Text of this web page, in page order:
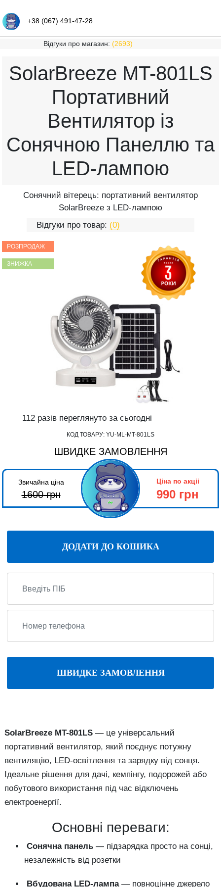
+38 (067) 491-47-28
Відгуки про магазин: (2693)
SolarBreeze MT-801LS
Портативний
Вентилятор із
Сонячною Панеллю та
LED-лампою
Сонячний вітерець: портативний вентилятор
SolarBreeze з LED-лампою
Відгуки про товар: (0)
РОЗПРОДАЖ
ЗНИЖКА
112 разів переглянуто за сьогодні
КОД ТОВАРУ: YU-ML-MT-801LS
ШВИДКЕ ЗАМОВЛЕННЯ
Звичайна ціна
1600грн
Ціна по акціі
990 грн
ДОДАТИ ДО КОШИКА
ШВИДКЕ ЗАМОВЛЕННЯ
SolarBreeze MT-801LS — це універсальний
портативний вентилятор, який поєднує потужну
вентиляцію, LED-освітлення та зарядку від сонця.
Ідеальне рішення для дачі, кемпінгу, подорожей або
побутового використання під час відключень
електроенергії.
Основні переваги:
Сонячна панель — підзарядка просто на сонці,
незалежність від розетки
Вбудована LED-лампа— повноцінне джерело